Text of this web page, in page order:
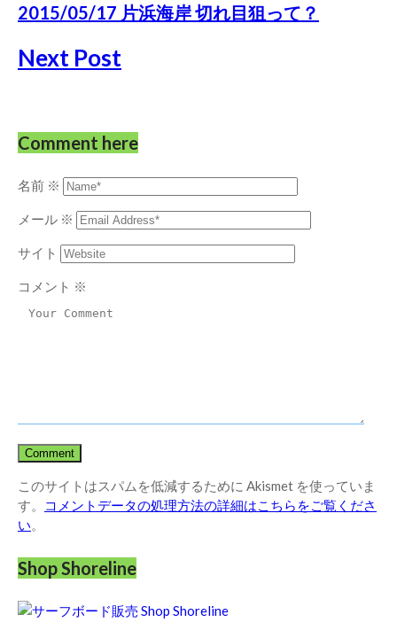
2015/05/17 片浜海岸 切れ目狙って？
Next Post
Comment here
名前 ※
メール ※
サイト
コメント ※
このサイトはスパムを低減するために Akismet を使っていま
す。
コメントデータの処理方法の詳細はこちらをご覧くださ
い。
Shop Shoreline